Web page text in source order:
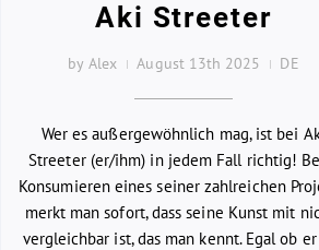
Aki Streeter
by Alex August 13th 2025 DE
Wer es außergewöhnlich mag, ist bei
Streeter (er/ihm) in jedem Fall richtig!
Konsumieren eines seiner zahlreichen
merkt man sofort, dass seine Kunst mit
vergleichbar ist, das man kennt. Egal ob